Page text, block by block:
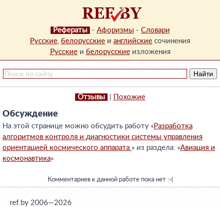
Рефераты - Афоризмы - Словари
Русские, белорусские и английские сочинения
Русскиеи белорусскиеизложения
Отзывы Похожие
Обсуждение
На этой странице можно обсудить работу «Разработка
алгоритмов контроля и диагностики системы управления
ориентацией космического аппарата » из раздела: «Авиация и
космонавтика»
Комментариев к данной работе пока нет :-(
ref.by 2006—2026